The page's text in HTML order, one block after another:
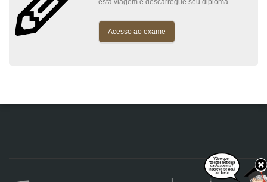
Acesso ao exame